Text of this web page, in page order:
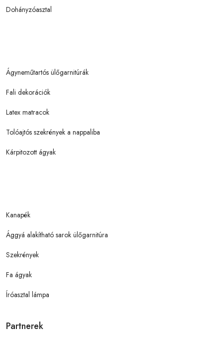
Dohányzóasztal
Ágyneműtartós ülőgarnitúrák
Fali dekorációk
Latex matracok
Tolóajtós szekrények a nappaliba
Kárpitozott ágyak
Kanapék
Ággyá alakítható sarok ülőgarnitúra
Szekrények
Fa ágyak
Íróasztal lámpa
Partnerek